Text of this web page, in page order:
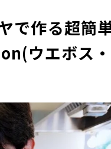
で作る超簡
ウエボス